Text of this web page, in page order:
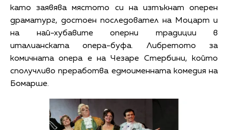
като заявява мястото си на изтъкнат оперен
драматург, достоен последовател на Моцарт и
на най-хубавите оперни традиции в
италианската опера-буфа. Либретото за
комичната опера е на Чезаре Стербини, който
сполучливо преработва едмоименната комедия на
Бомарше.